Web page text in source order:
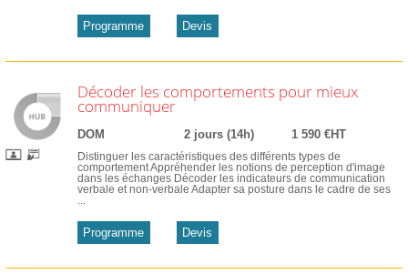
Programme Devis
Décoder les comportements pour mieux
communiquer
DOM 2 jours (14h) 1 590 €HT
Distinguer les caractéristiques des différents types de
comportement Appréhender les notions de perception d'image
dans les échanges Décoder les indicateurs de communication
verbale et non-verbale Adapter sa posture dans le cadre de ses
Programme Devis